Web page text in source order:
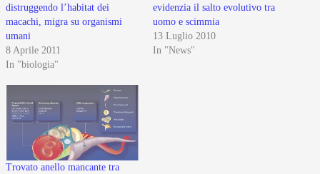
distruggendo l’habitat dei
macachi, migra su organismi
umani
8 Aprile 2011
In "biologia"
evidenzia il salto evolutivo tra
uomo e scimmia
13 Luglio 2010
In "News"
Trovato anello mancante tra